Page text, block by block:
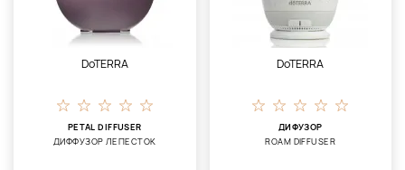
DoTERRA
PETAL DIFFUSER
ДИФФУЗОР ЛЕПЕСТОК
DoTERRA
ДИФУЗОР
ROAM DIFFUSER